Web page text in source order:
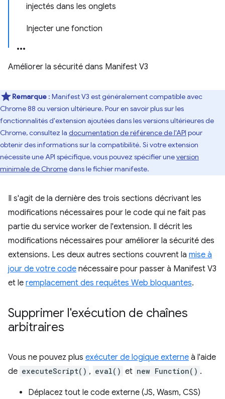
injectés dans les onglets
Injecter une fonction
Améliorer la sécurité dans Manifest V3
Remarque : Manifest V3 est généralement compatible avec
Chrome 88 ou version ultérieure. Pour en savoir plus sur les
fonctionnalités d'extension ajoutées dans les versions ultérieures de
Chrome, consultez la documentation de référence de l'API pour
obtenir des informations sur la compatibilité. Si votre extension
nécessite une API spécifique, vous pouvez spécifier uneversion
minimale de Chromedans le fichier manifeste.
Il s'agit de la dernière des trois sections décrivant les
modifications nécessaires pour le code qui ne fait pas
partie du service worker de l'extension. Il décrit les
modifications nécessaires pour améliorer la sécurité des
extensions. Les deux autres sections couvrent la mise à
jour de votre code nécessaire pour passer à Manifest V3
et le remplacement des requêtes Web bloquantes.
Supprimer l'exécution de chaînes
arbitraires
Vous ne pouvez plus exécuter de logique externe à l'aide
de executeScript() , eval() et new Function() .
Déplacez tout le code externe (JS, Wasm, CSS)